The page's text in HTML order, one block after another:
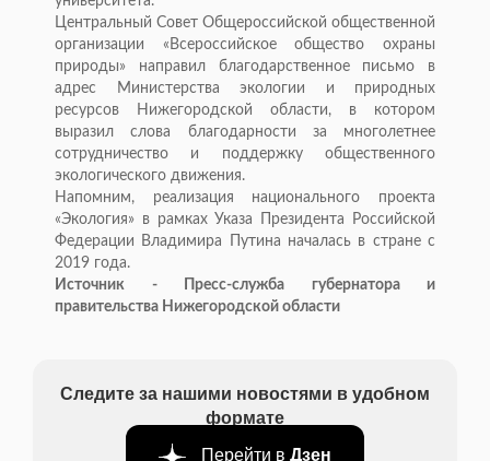
Центральный Совет Общероссийской общественной
организации «Всероссийское общество охраны
природы» направил благодарственное письмо в
адрес Министерства экологии и природных
ресурсов Нижегородской области, в котором
выразил слова благодарности за многолетнее
сотрудничество и поддержку общественного
экологического движения.
Напомним, реализация национального проекта
«Экология» в рамках Указа Президента Российской
Федерации Владимира Путина началась в стране с
2019 года.
Источник - Пресс-служба губернатора и
правительства Нижегородской области
Следите за нашими новостями в удобном
формате
Перейти в Дзен